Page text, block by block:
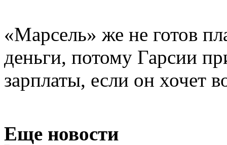
«Марсель» же не готов
деньги, потому Гарсии
зарплаты, если он хочет
Еще новости